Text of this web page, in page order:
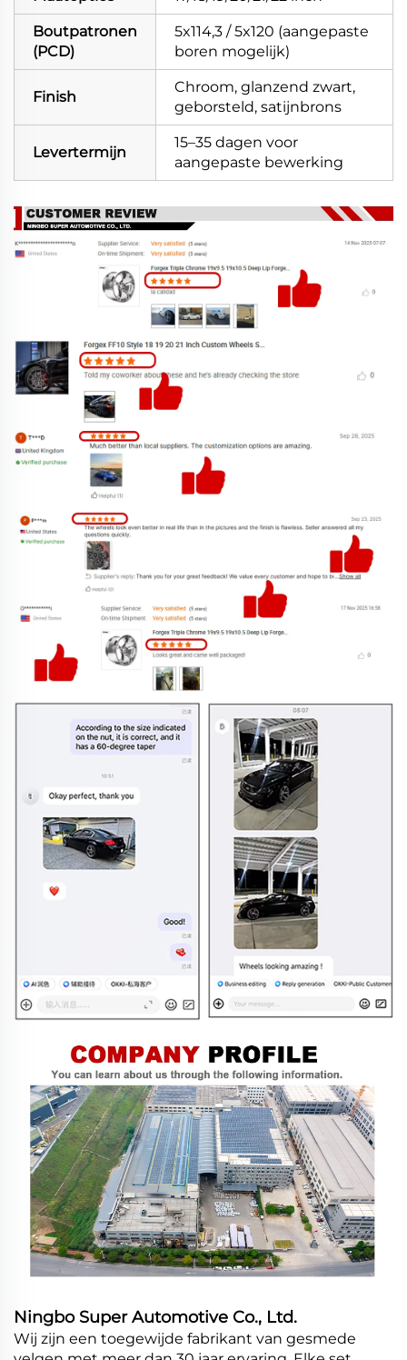
Boutpatronen
(PCD)
5x114,3 / 5x120 (aangepaste
boren mogelijk)
Finish
Chroom, glanzend zwart,
geborsteld, satijnbrons
Levertermijn
15–35 dagen voor
aangepaste bewerking
Ningbo Super Automotive Co., Ltd.
Wij zijn een toegewijde fabrikant van gesmede